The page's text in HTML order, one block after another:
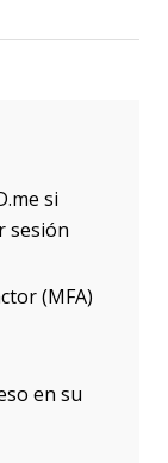
si
sesión
(MFA)
en su